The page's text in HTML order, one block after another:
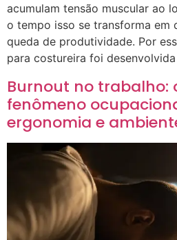
acumulam tensão muscular ao
o tempo isso se transforma em
queda de produtividade. Por
para costureira foi
Burnout no trabalho:
fenômeno
ergonomia e